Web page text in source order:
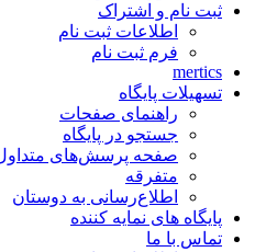
ثبت نام و اشتراک
اطلاعات ثبت نام
فرم ثبت نام
mertics
تسهیلات پایگاه
راهنمای صفحات
جستجو در پایگاه
صفحه پرسش‌های متداول
متفرقه
اطلاع‌رسانی به دوستان
پایگاه های نمایه کننده
تماس با ما